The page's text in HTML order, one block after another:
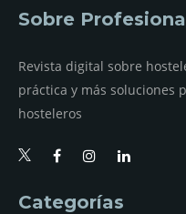
Sobre
Revista digital sobre
práctica y más soluciones
hosteleros
Categorías